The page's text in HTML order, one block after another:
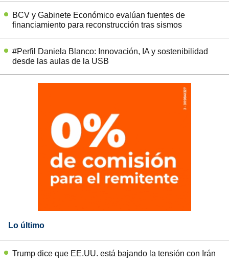
BCV y Gabinete Económico evalúan fuentes de
financiamiento para reconstrucción tras sismos
#Perfil Daniela Blanco: Innovación, IA y sostenibilidad
desde las aulas de la USB
Lo último
Trump dice que EE.UU. está bajando la tensión con Irán